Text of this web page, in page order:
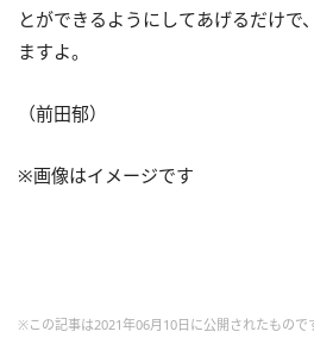
とができるようにしてあげるだけで
ますよ。
（前田郁）
※画像はイメージです
※この記事は2021年06月10日に公開されたもので